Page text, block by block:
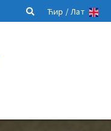
Ћир /Лат